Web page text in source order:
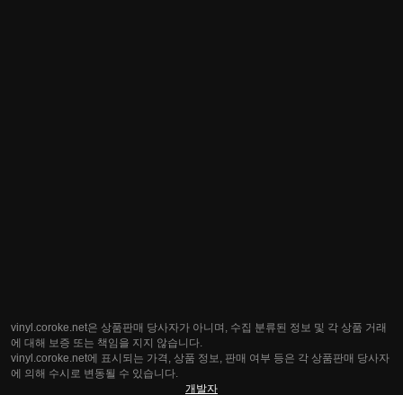
vinyl.coroke.net은 상품판매 당사자가 아니며, 수집 분류된 정보 및 각 상품 거래
에 대해 보증 또는 책임을 지지 않습니다.
vinyl.coroke.net에 표시되는 가격, 상품 정보, 판매 여부 등은 각 상품판매 당사자
에 의해 수시로 변동될 수 있습니다.
개발자